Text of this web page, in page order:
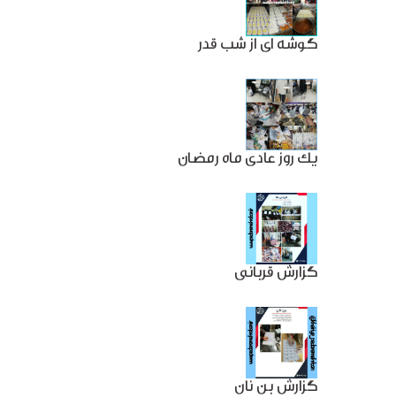
گوشه ای از شب قدر
یک روز عادی ماه رمضان
گزارش قربانی
گزارش بن نان